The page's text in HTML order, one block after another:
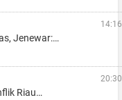
14:16
Jenewar:…
20:30
Riau…